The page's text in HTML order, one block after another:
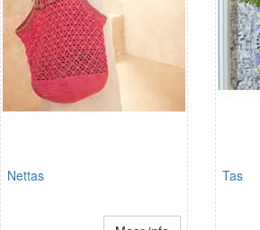
Nettas Tas